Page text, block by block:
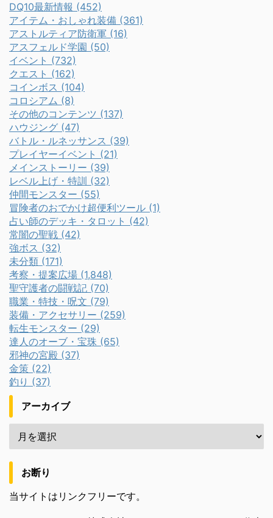
DQ10最新情報 (452)
アイテム・おしゃれ装備 (361)
アストルティア防衛軍 (16)
アスフェルド学園 (50)
イベント (732)
クエスト (162)
コインボス (104)
コロシアム (8)
その他のコンテンツ (137)
ハウジング (47)
バトル・ルネッサンス (39)
プレイヤーイベント (21)
メインストーリー (39)
レベル上げ・特訓 (32)
仲間モンスター (55)
冒険者のおでかけ超便利ツール (1)
占い師のデッキ・タロット (42)
常闇の聖戦 (42)
強ボス (32)
未分類 (171)
考察・提案広場 (1,848)
聖守護者の闘戦記 (70)
職業・特技・呪文 (79)
装備・アクセサリー (259)
転生モンスター (29)
達人のオーブ・宝珠 (65)
邪神の宮殿 (37)
金策 (22)
釣り (37)
アーカイブ
お断り
当サイトはリンクフリーです。